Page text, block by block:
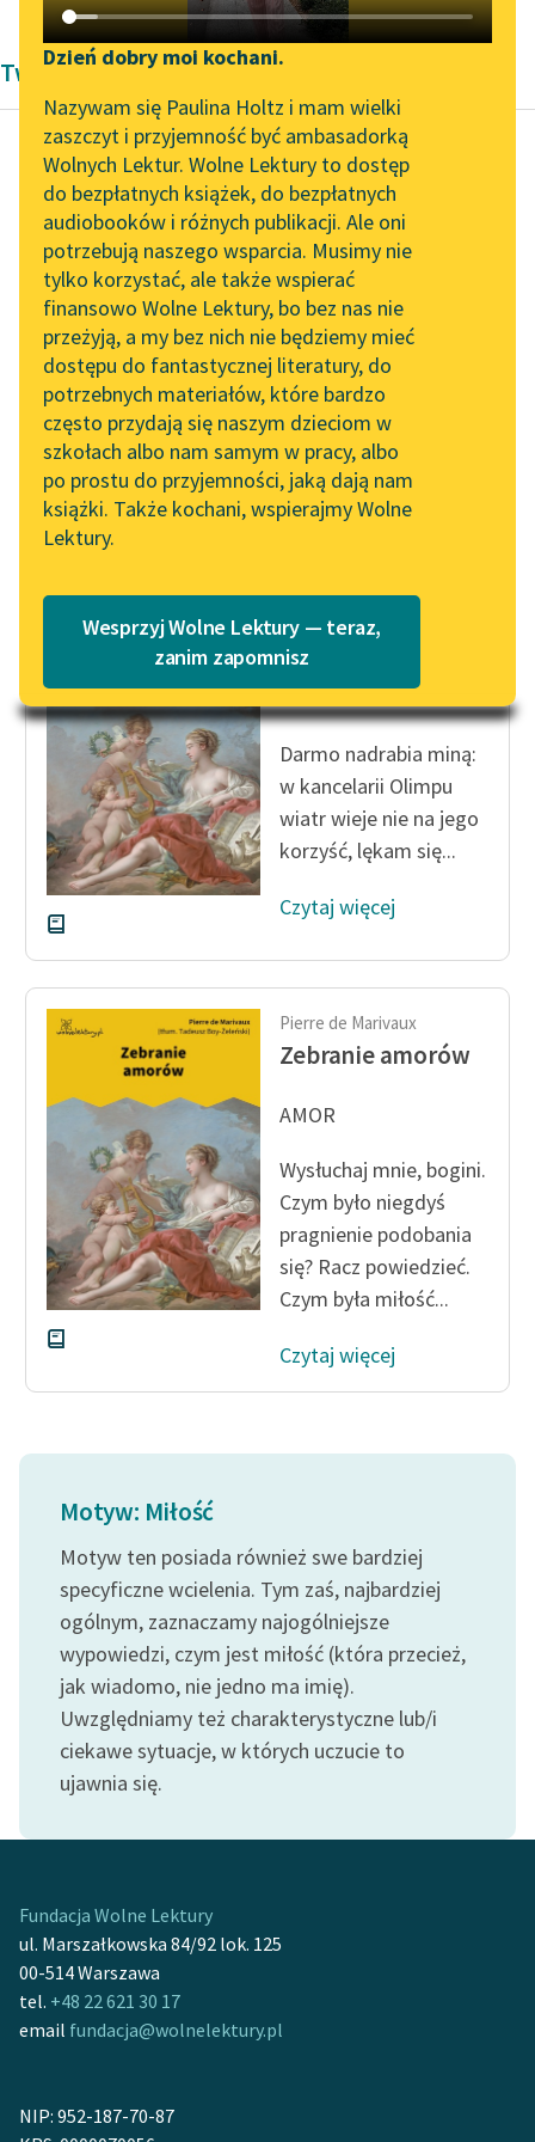
Katalog DAISY
Podkasty o książkach
Zgłoś brak utworu
Aktualności
„Prokurator Alicja Horn”
do słuchania
Byliśmy częścią AI Impact
Lab
Zapraszamy na spotkanie
online z tłumaczkami
literatury skandynawskiej
Spotkanie z Katarzyną
Tunkiel w Oslo
102. lata temu zmarł
Joseph Conrad
Lektury szkolne i klasyka
literatury do słuchania dla
uczennic i uczniów z
niepełnosprawnościami
E-kolekcja lektur
szkolnych i literatury do
słuchania dla uczennic i
uczniów z
niepełnosprawnościami
Feministyczne inspiracje.
skandynawskiej literatury
feministycznej
Ręce pełne poezji
Kolekcje edukacyjne
twórców przechodzących
do domeny publicznej,
lektur szkolnych oraz
Starego Testamentu
Odkurzamy bohaterów
Szkoła Poezji Wolnych
Narzędzia
Mapa Wolnych Lektur
Leśmianator
Przewodnik dla piszących i
czytających
API
OAI-PMH
Widget Wolnych Lektur
Przypisy
Katalog w formacie PDF
O projekcie
Zespół
Zasady wykorzystania
Wolnych Lektur
Logotypy
Materiały promocyjne
Polityka prywatności
Dane fundacji i
sprawozdania finansowe
Regulamin darowizn
Informacja o treściach
Deklaracja dostępności
Dzień dobry moi kochani.
Nazywam się Paulina Holtz i mam wielki
zaszczyt i przyjemność być ambasadorką
Wolnych Lektur. Wolne Lektury to dostęp
do bezpłatnych książek, do bezpłatnych
audiobooków i różnych publikacji. Ale oni
potrzebują naszego wsparcia. Musimy nie
tylko korzystać, ale także wspierać
finansowo Wolne Lektury, bo bez nas nie
przeżyją, a my bez nich nie będziemy mieć
dostępu do fantastycznej literatury, do
potrzebnych materiałów, które bardzo
często przydają się naszym dzieciom w
szkołach albo nam samym w pracy, albo
po prostu do przyjemności, jaką dają nam
książki. Także kochani, wspierajmy Wolne
Lektury.
Wesprzyj Wolne Lektury — teraz,
zanim zapomnisz
Twórczość Oświecenie Pierre'a de Marivaux
Pierre de Marivaux
Zebranie amorów
Ja ranię. Au, au!
Prędko, lekarstwa.
Idzie się najkrótszą
drogą wprost do
przyczyn choroby.
„Dalej...
Czytaj więcej
Zebranie amorów
Darmo nadrabia miną:
w kancelarii Olimpu
wiatr wieje nie na jego
korzyść, lękam się...
Czytaj więcej
Pierre de Marivaux
Zebranie amorów
AMOR
Wysłuchaj mnie, bogini.
Czym było niegdyś
pragnienie podobania
się? Racz powiedzieć.
Czym była miłość...
Czytaj więcej
Motyw: Miłość
Motyw ten posiada również swe bardziej
specyficzne wcielenia. Tym zaś, najbardziej
ogólnym, zaznaczamy najogólniejsze
wypowiedzi, czym jest miłość (która przecież,
jak wiadomo, nie jedno ma imię).
Uwzględniamy też charakterystyczne lub/i
ciekawe sytuacje, w których uczucie to
ujawnia się.
Fundacja Wolne Lektury
ul. Marszałkowska 84/92 lok. 125
00-514 Warszawa
tel. +48 22 621 30 17
email fundacja@wolnelektury.pl
NIP: 952-187-70-87